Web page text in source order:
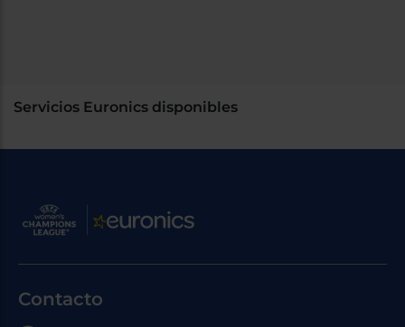
Servicios Euronics disponibles
Contacto